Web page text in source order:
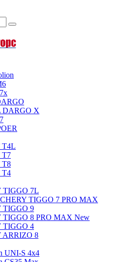
DARGO Х
T4L
T7
T8
T4
TIGGO 7L
TIGGO 7 PRO MAX
TIGGO 9
TIGGO 8 PRO MAX New
TIGGO 4
ARRIZO 8
UNI-S 4x4